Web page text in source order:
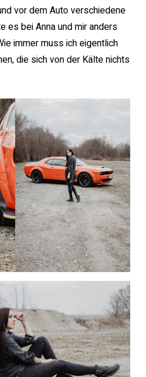
vor dem Auto verschiedene
es bei Anna und mir anders
immer muss ich eigentlich
die sich von der Kälte nichts